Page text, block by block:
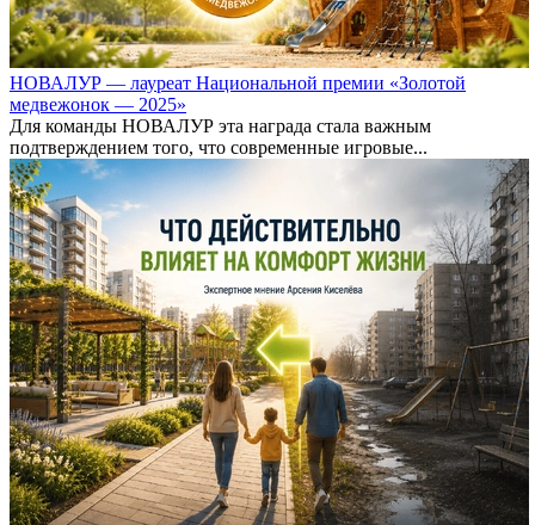
НОВАЛУР — лауреат Национальной премии «Золотой
медвежонок — 2025»
Для команды НОВАЛУР эта награда стала важным
подтверждением того, что современные игровые...